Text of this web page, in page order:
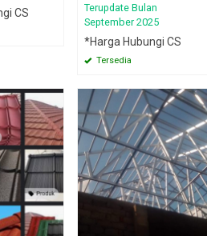
CS
Terupdate Bulan
September 2025
*Harga Hubungi CS
Tersedia